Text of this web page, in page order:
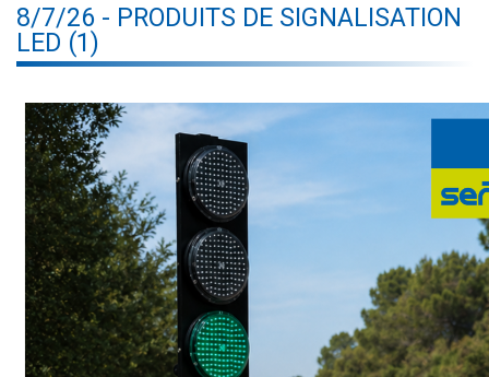
8/7/26 - PRODUITS DE SIGNALISATION
LED (1)